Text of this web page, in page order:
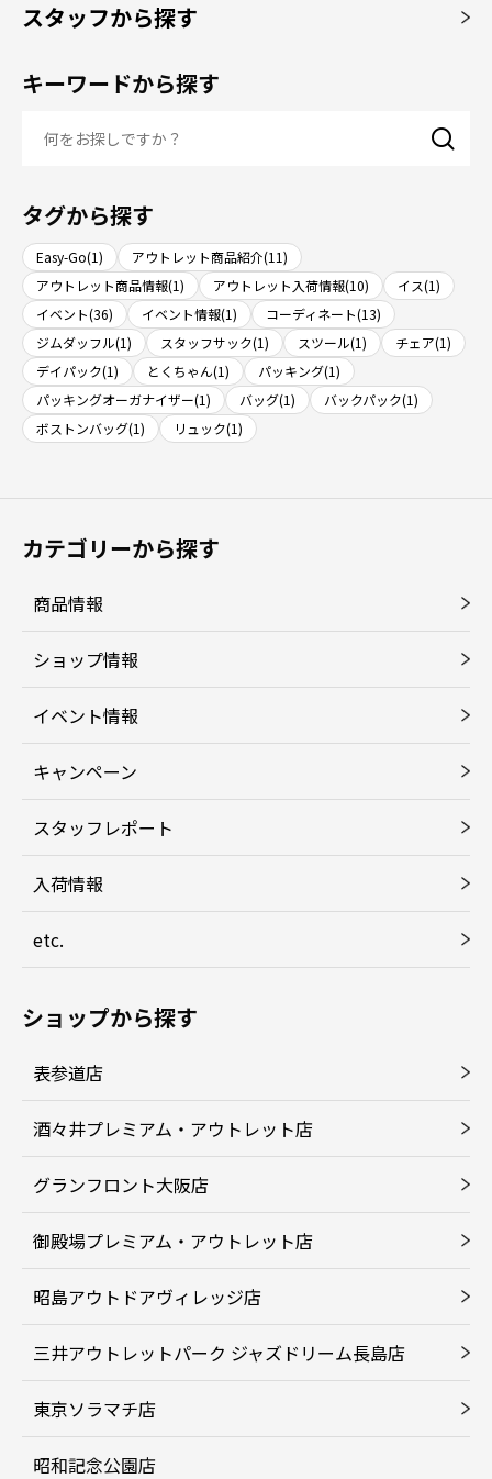
スタッフから探す
キーワードから探す
タグから探す
Easy-Go(1)
アウトレット商品紹介(11)
アウトレット商品情報(1)
アウトレット入荷情報(10)
イス(1)
イベント(36)
イベント情報(1)
コーディネート(13)
ジムダッフル(1)
スタッフサック(1) スツール(1)
チェア(1)
デイパック(1)
とくちゃん(1)
パッキング(1)
パッキングオーガナイザー(1)
バッグ(1)
バックパック(1)
ボストンバッグ(1)
リュック(1)
カテゴリーから探す
商品情報
ショップ情報
イベント情報
キャンペーン
スタッフレポート
入荷情報
etc.
ショップから探す
表参道店
酒々井プレミアム・アウトレット店
グランフロント大阪店
御殿場プレミアム・アウトレット店
昭島アウトドアヴィレッジ店
三井アウトレットパーク ジャズドリーム長島店
東京ソラマチ店
昭和記念公園店